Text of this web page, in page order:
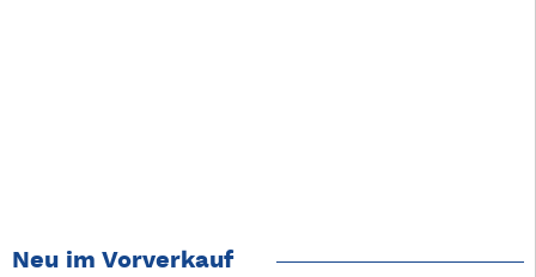
Neu im Vorverkauf